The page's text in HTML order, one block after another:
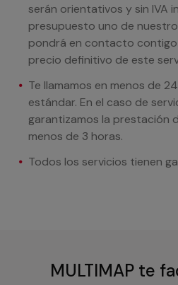
serán orientativos y sin IVA
presupuesto uno de
pondrá en contacto
precio definitivo de este
Te llamamos en menos de
estándar. En el caso de
garantizamos la prestación
menos de 3 horas.
Todos los servicios tienen
MULTIMAP te